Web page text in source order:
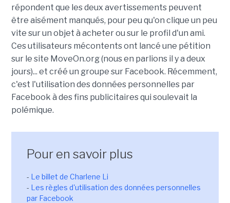
répondent que les deux avertissements peuvent
être aisément manqués, pour peu qu'on clique un peu
vite sur un objet à acheter ou sur le profil d'un ami.
Ces utilisateurs mécontents ont lancé une pétition
sur le site MoveOn.org (nous en parlions il y a deux
jours)... et créé un groupe sur Facebook. Récemment,
c'est l'utilisation des données personnelles par
Facebook à des fins publicitaires qui soulevait la
polémique.
Pour en savoir plus
- Le billet de Charlene Li
- Les règles d'utilisation des données personnelles
par Facebook